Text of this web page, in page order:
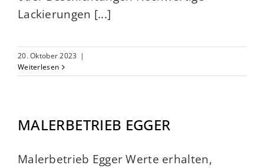
Lackierungen [...]
20. Oktober 2023 |
Weiterlesen
MALERBETRIEB EGGER
Malerbetrieb Egger Werte erhalten,